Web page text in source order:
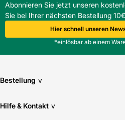
Abonnieren Sie jetzt unseren
Sie bei Ihrer nächsten Bestellung
Hier schnell unseren
*einlösbar ab einem
Bestellung v
Hilfe & Kontakt v